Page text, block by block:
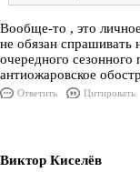
Вообще-то , это
не обязан спрашивать
очередного сезонного
антиожаровское
Ответить Цитировать
Виктор Киселёв